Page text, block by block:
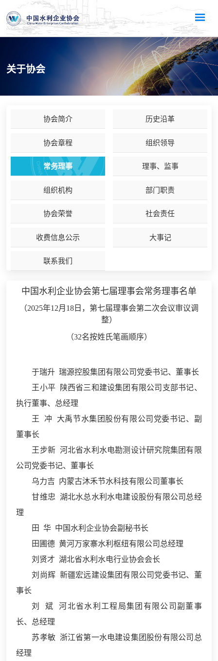
关于协会
协会简介 历史沿革
协会章程 组织领导
常务理事 理事、监事
组织机构 部门职责
协会荣誉 社会责任
收费信息公示 大事记
联系我们
中国水利企业协会第七届理事会常务理事名单
（2025年12月18日，第七届理事会第二次会议审议调
整）
（32名按姓氏笔画顺序）
于瑞升 瑞源控股集团有限公司党委书记、董事长
王小平
陕西省三和建设集团有限公司支部书记、
执行董事、总经理
王 冲 大禹节水集团股份有限公司党委书记、副
董事长
王步新 河北省水利水电勘测设计研究院集团有限
公司党委书记、董事长
乌力吉 内蒙古沐禾节水科技有限公司董事长
甘维忠 湖北水总水利水电建设股份有限公司总经
理
田 华 中国水利企业协会副秘书长
田圃德 黄河万家寨水利枢纽有限公司总经理
刘贤才 湖北省水利水电行业协会会长
刘尚辉 新疆宏远建设集团有限公司党委书记、董
事长
刘 斌 河北省水利工程局集团有限公司副董事
长、总经理
苏孝敏 浙江省第一水电建设集团股份有限公司总
经理